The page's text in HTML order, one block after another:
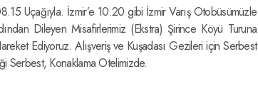
Uçağıyla. İzmir’e 10.20 gibi İzmir Varış Otobüsümüzle
Dileyen Misafirlerimiz (Ekstra) Şirince Köyü Turuna
Ediyoruz. Alışveriş ve Kuşadası Gezileri için Serbest
Serbest, Konaklama Otelimizde.